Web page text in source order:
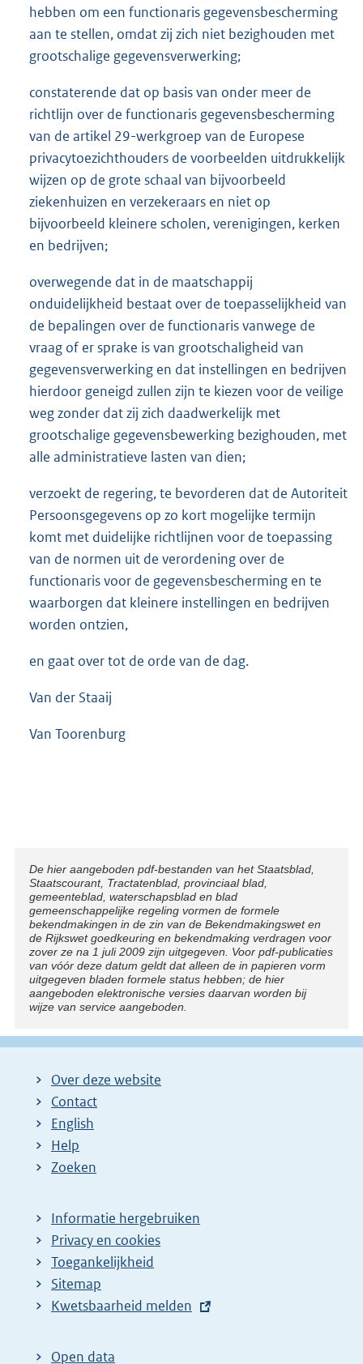
hebben om een functionaris gegevensbescherming
aan te stellen, omdat zij zich niet bezighouden met
grootschalige gegevensverwerking;
constaterende dat op basis van onder meer de
richtlijn over de functionaris gegevensbescherming
van de artikel 29-werkgroep van de Europese
privacytoezichthouders de voorbeelden uitdrukkelijk
wijzen op de grote schaal van bijvoorbeeld
ziekenhuizen en verzekeraars en niet op
bijvoorbeeld kleinere scholen, verenigingen, kerken
en bedrijven;
overwegende dat in de maatschappij
onduidelijkheid bestaat over de toepasselijkheid van
de bepalingen over de functionaris vanwege de
vraag of er sprake is van grootschaligheid van
gegevensverwerking en dat instellingen en bedrijven
hierdoor geneigd zullen zijn te kiezen voor de veilige
weg zonder dat zij zich daadwerkelijk met
grootschalige gegevensbewerking bezighouden, met
alle administratieve lasten van dien;
verzoekt de regering, te bevorderen dat de Autoriteit
Persoonsgegevens op zo kort mogelijke termijn
komt met duidelijke richtlijnen voor de toepassing
van de normen uit de verordening over de
functionaris voor de gegevensbescherming en te
waarborgen dat kleinere instellingen en bedrijven
worden ontzien,
en gaat over tot de orde van de dag.
Van der Staaij
Van Toorenburg
Disclaimer
De hier aangeboden pdf-bestanden van het Staatsblad,
Staatscourant, Tractatenblad, provinciaal blad,
gemeenteblad, waterschapsblad en blad
gemeenschappelijke regeling vormen de formele
bekendmakingen in de zin van de Bekendmakingswet en
de Rijkswet goedkeuring en bekendmaking verdragen voor
zover ze na 1 juli 2009 zijn uitgegeven. Voor pdf-publicaties
van vóór deze datum geldt dat alleen de in papieren vorm
uitgegeven bladen formele status hebben; de hier
aangeboden elektronische versies daarvan worden bij
wijze van service aangeboden.
Over deze website
Contact
English
Help
Zoeken
Informatie hergebruiken
Privacy en cookies
Toegankelijkheid
Sitemap
E
t
Kwetsbaarheid melden
Open data